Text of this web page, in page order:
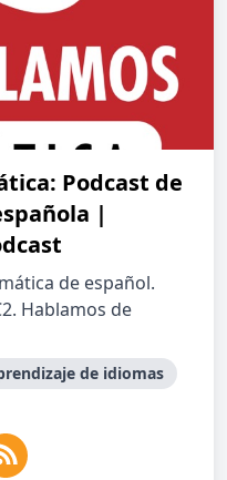
Podcast de
|
de español.
Hablamos de
de idiomas